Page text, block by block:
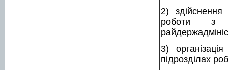
2)
роботи з
3)
підрозділах